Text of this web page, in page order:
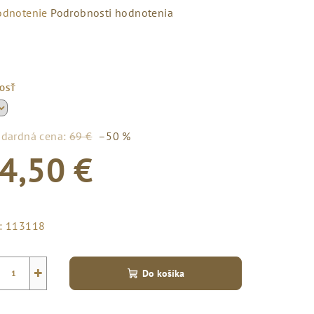
Podrobnosti hodnotenia
cena: 69 € –50 %
€
113118
+ Do košíka